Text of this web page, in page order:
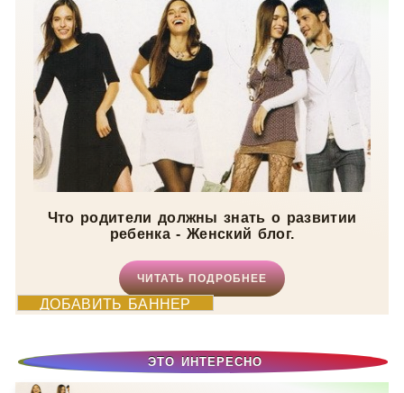
Что родители должны знать о развитии
ребенка - Женский блог.
ЧИТАТЬ ПОДРОБНЕЕ
ДОБАВИТЬ БАННЕР
ЭТО ИНТЕРЕСНО